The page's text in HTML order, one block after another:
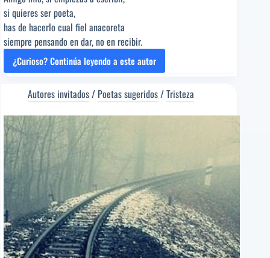
si quieres ser poeta,
has de hacerlo cual fiel anacoreta
siempre pensando en dar, no en recibir.
¿Curioso? Continúa leyendo a este autor
A
JOVEN
QUE
EMPIEZA
A
ESCRIBIR
[Poema
Editor]
Jose
Miras
Carrasco
[Poeta
sugerido]
Autores invitados/ Poetas sugeridos/Tristeza